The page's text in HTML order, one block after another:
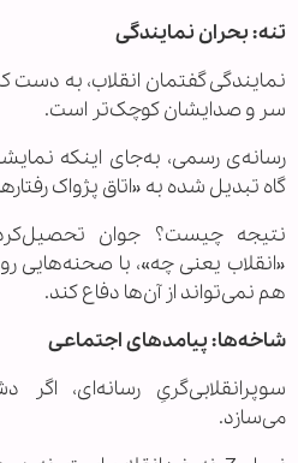
تنه: بحران نمایندگی
نمایندگی گفتمان انقلاب، به دست
سر و صدایشان کوچک‌تر است.
رسانه‌ی رسمی، به‌جای اینکه
گاه تبدیل شده به «اتاق پژواک
نتیجه چیست؟ جوان
«انقلاب یعنی چه»، با صحنه‌هایی
هم نمی‌تواند از آن‌ها دفاع کند.
شاخه‌ها: پیامدهای اجتماعی
سوپرانقلابی‌گریِ رسانه‌ای،
می‌سازد.